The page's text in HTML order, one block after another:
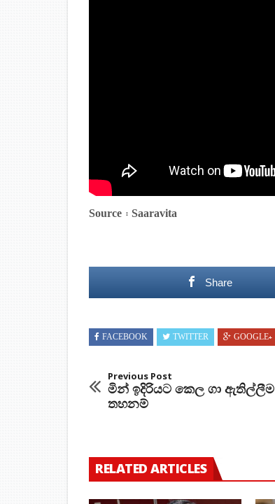
Source : Saaravita
Share
FACEBOOK TWITTER GOOGLE+
Previous Post
මින් ඉදිරියට කෙල ගා ඇතිල්ලීම
තහනම්
RELATED ARTICLES